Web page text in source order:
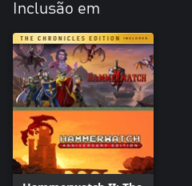
Inclusão em